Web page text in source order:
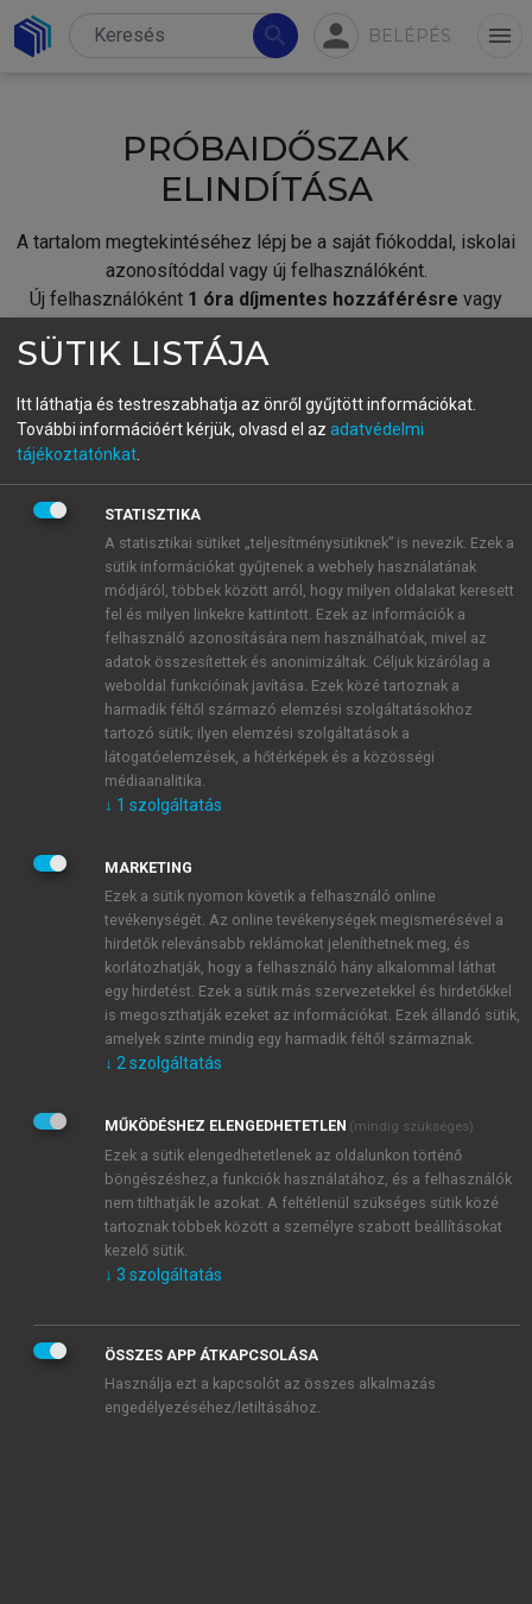
search person BELÉPÉS menu
PRÓBAIDŐSZAK
ELINDÍTÁSA
A tartalom megtekintéséhez lépj be a saját fiókoddal, iskolai
azonosítóddal vagy új felhasználóként.
Új felhasználóként 1 óra díjmentes hozzáférésre vagy
fiókoddal,vagy hozz létre új fiókot.
A regisztráció után apróbaidőszakautomatikusan
BELÉPÉS SAJÁT FIÓKKAL
ÚJ FIÓK LÉTREHOZÁSA
1 óra díjmentes hozzáférés
E-MAIL-CÍM
JELSZÓ
JELSZÓ ÚJRA
Kérek értesítést a MeRSZ újdonságairól, akcióiról.
Kérek értesítést az Akadémiai Kiadó Zrt. újdonságairól,
Adatkezelési tájékoztatóbanfoglaltakat tudomásul
veszem és elfogadom.
Általános vásárlási feltételeket, valamint a szotar.netés a
mersz.huoldalak licencszerződéseiben foglaltakat
tudomásul veszem és elfogadom.
KIPRÓBÁLOM
SÜTIK LISTÁJA
Itt láthatja és testreszabhatja az önről gyűjtött információkat.
További információért kérjük, olvasd el az adatvédelmi
tájékoztatónkat
STATISZTIKA
A statisztikai sütiket „teljesítménysütiknek” is nevezik. Ezek a
sütik információkat gyűjtenek a webhely használatának
módjáról, többek között arról, hogy milyen oldalakat keresett
fel és milyen linkekre kattintott. Ezek az információk a
felhasználó azonosítására nem használhatóak, mivel az
adatok összesítettek és anonimizáltak. Céljuk kizárólag a
weboldal funkcióinak javítása. Ezek közé tartoznak a
harmadik féltől származó elemzési szolgáltatásokhoz
tartozó sütik; ilyen elemzési szolgáltatások a
látogatóelemzések, a hőtérképek és a közösségi
médiaanalitika.
↓ 1 szolgáltatás
MARKETING
Ezek a sütik nyomon követik a felhasználó online
tevékenységét. Az online tevékenységek megismerésével a
hirdetők relevánsabb reklámokat jeleníthetnek meg, és
korlátozhatják, hogy a felhasználó hány alkalommal láthat
egy hirdetést. Ezek a sütik más szervezetekkel és hirdetőkkel
is megoszthatják ezeket az információkat. Ezek állandó sütik,
amelyek szinte mindig egy harmadik féltől származnak.
↓ 2 szolgáltatás
MŰKÖDÉSHEZ ELENGEDHETETLEN (mindig szükséges)
Ezek a sütik elengedhetetlenek az oldalunkon történő
böngészéshez,a funkciók használatához, és a felhasználók
nem tilthatják le azokat. A feltétlenül szükséges sütik közé
tartoznak többek között a személyre szabott beállításokat
kezelő sütik.
↓ 3 szolgáltatás
ÖSSZES APP ÁTKAPCSOLÁSA
Használja ezt a kapcsolót az összes alkalmazás
engedélyezéséhez/letiltásához.